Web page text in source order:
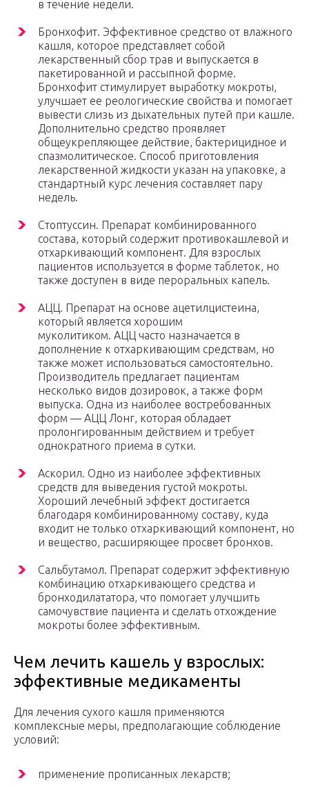
в течение недели.
Бронхофит. Эффективное средство от влажного
кашля, которое представляет собой
лекарственный сбор трав и выпускается в
пакетированной и рассыпной форме.
Бронхофит стимулирует выработку мокроты,
улучшает ее реологические свойства и помогает
вывести слизь из дыхательных путей при кашле.
Дополнительно средство проявляет
общеукрепляющее действие, бактерицидное и
спазмолитическое. Способ приготовления
лекарственной жидкости указан на упаковке, а
стандартный курс лечения составляет пару
недель.
Стоптуссин. Препарат комбинированного
состава, который содержит противокашлевой и
отхаркивающий компонент. Для взрослых
пациентов используется в форме таблеток, но
также доступен в виде пероральных капель.
АЦЦ. Препарат на основе ацетилцистеина,
который является хорошим
муколитиком. АЦЦ часто назначается в
дополнение к отхаркивающим средствам, но
также может использоваться самостоятельно.
Производитель предлагает пациентам
несколько видов дозировок, а также форм
выпуска. Одна из наиболее востребованных
форм — АЦЦ Лонг, которая обладает
пролонгированным действием и требует
однократного приема в сутки.
Аскорил. Одно из наиболее эффективных
средств для выведения густой мокроты.
Хороший лечебный эффект достигается
благодаря комбинированному составу, куда
входит не только отхаркивающий компонент, но
и вещество, расширяющее просвет бронхов.
Сальбутамол. Препарат содержит эффективную
комбинацию отхаркивающего средства и
бронходилататора, что помогает улучшить
самочувствие пациента и сделать отхождение
мокроты более эффективным.
Чем лечить кашель у взрослых:
эффективные медикаменты
Для лечения сухого кашля применяются
комплексные меры, предполагающие соблюдение
условий:
применение прописанных лекарств;